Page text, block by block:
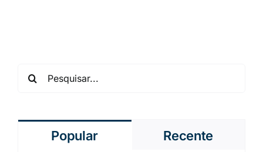
Popular Recente